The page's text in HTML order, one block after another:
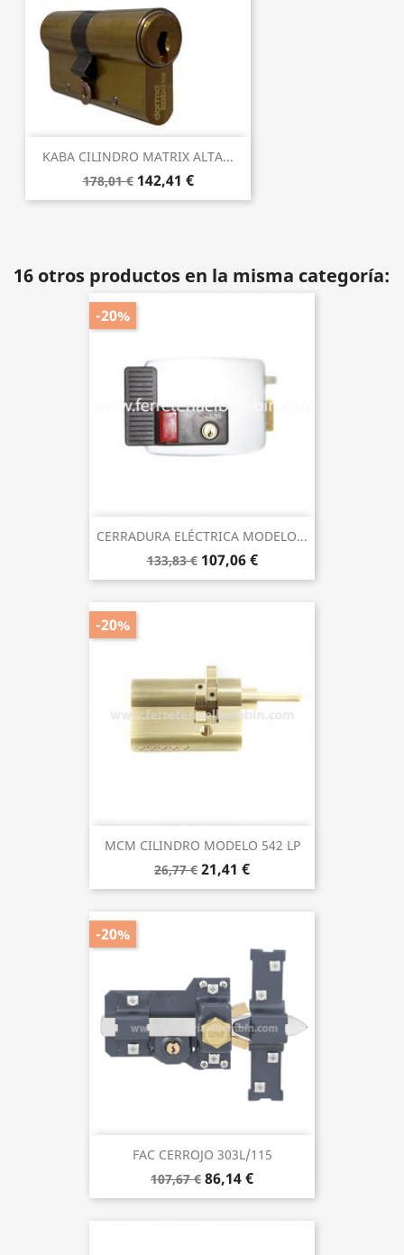
KABA CILINDRO MATRIX ALTA...
178,01 € 142,41 €
16 otros productos en la misma categoría:
CERRADURA ELÉCTRICA MODELO...
133,83 € 107,06 €
-20%
MCM CILINDRO MODELO 542 LP
26,77 € 21,41 €
-20%
FAC CERROJO 303L/115
107,67 € 86,14 €
-20%